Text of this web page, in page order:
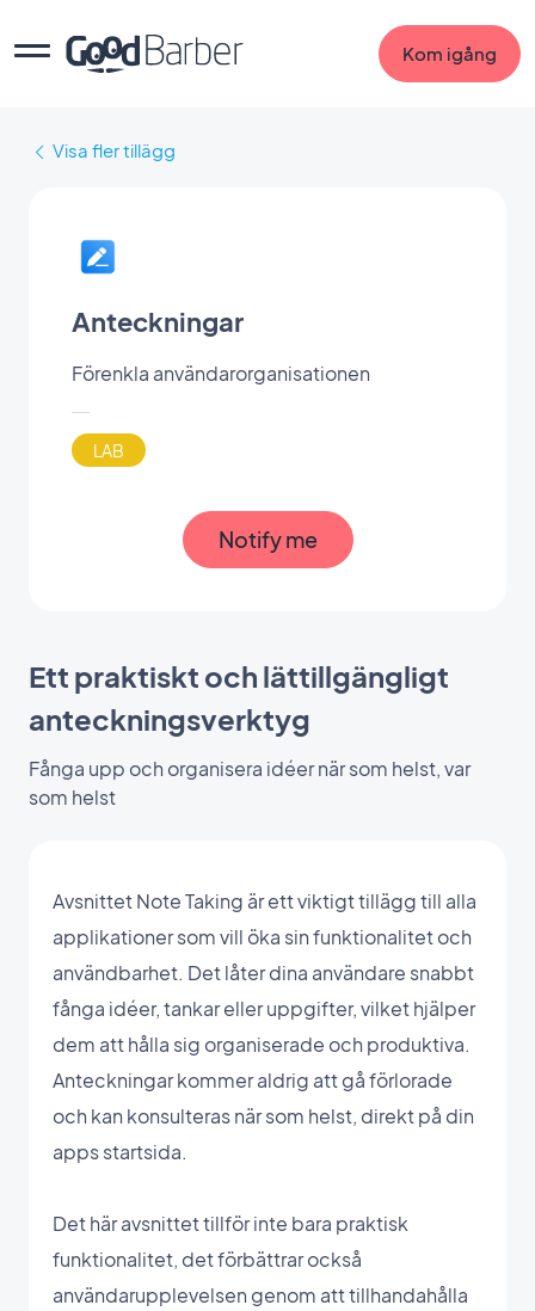
Kom igång
Visa fler tillägg
Anteckningar
Förenkla användarorganisationen
LAB
Notify me
Ett praktiskt och lättillgängligt
anteckningsverktyg
Fånga upp och organisera idéer när som helst, var
som helst
Avsnittet Note Taking är ett viktigt tillägg till alla
applikationer som vill öka sin funktionalitet och
användbarhet. Det låter dina användare snabbt
fånga idéer, tankar eller uppgifter, vilket hjälper
dem att hålla sig organiserade och produktiva.
Anteckningar kommer aldrig att gå förlorade
och kan konsulteras när som helst, direkt på din
apps startsida.
Det här avsnittet tillför inte bara praktisk
funktionalitet, det förbättrar också
användarupplevelsen genom att tillhandahålla